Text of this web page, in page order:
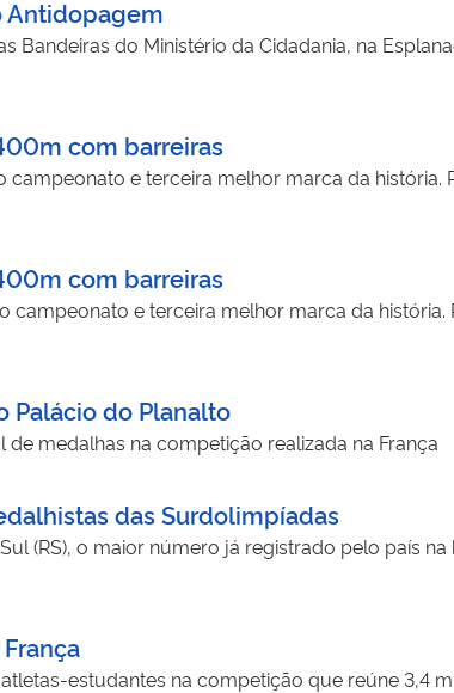
Antidopagem
Bandeiras do Ministério da Cidadania, na
com barreiras
e terceira melhor marca da história.
com barreiras
e terceira melhor marca da história.
Palácio do Planalto
medalhas na competição realizada na França
das Surdolimpíadas
(RS), o maior número já registrado pelo país
estudantes na competição que reúne 3,4